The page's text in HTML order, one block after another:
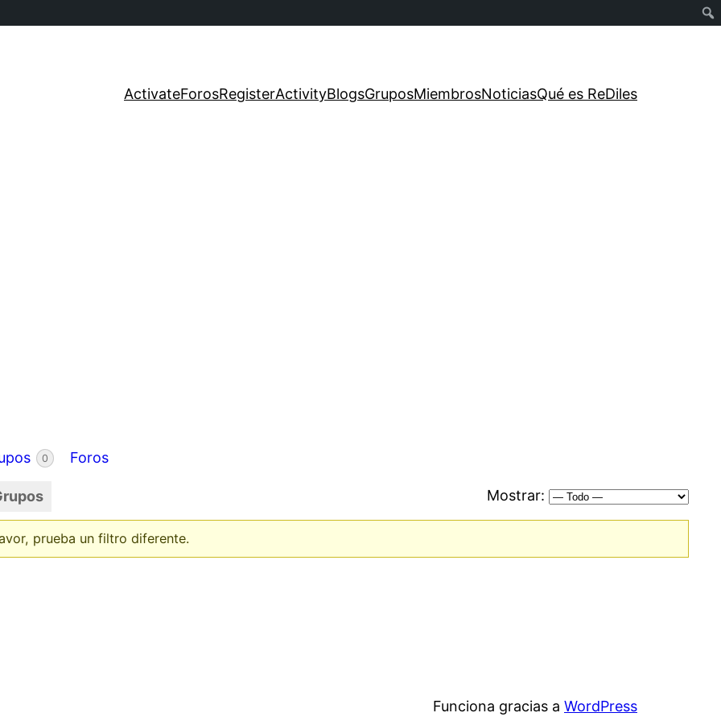
ActivateForosRegisterActivityBlogsGruposMiembrosNoticiasQué es ReDiles
0 Foros
Mostrar:
prueba un filtro diferente.
Funciona gracias a WordPress